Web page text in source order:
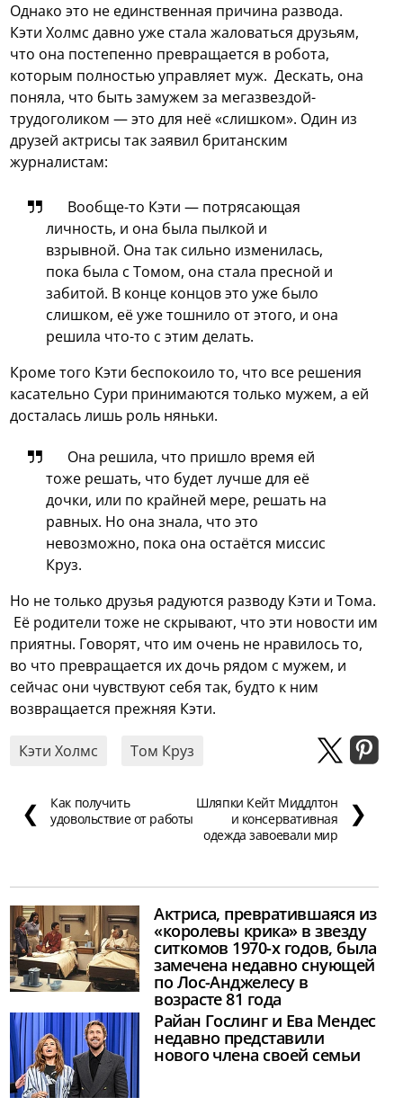
Однако это не единственная причина развода.
Кэти Холмс давно уже стала жаловаться друзьям,
что она постепенно превращается в робота,
которым полностью управляет муж. Дескать, она
поняла, что быть замужем за мегазвездой-
трудоголиком — это для неё «слишком». Один из
друзей актрисы так заявил британским
журналистам:
Вообще-то Кэти — потрясающая
личность, и она была пылкой и
взрывной. Она так сильно изменилась,
пока была с Томом, она стала пресной и
забитой. В конце концов это уже было
слишком, её уже тошнило от этого, и она
решила что-то с этим делать.
Кроме того Кэти беспокоило то, что все решения
касательно Сури принимаются только мужем, а ей
досталась лишь роль няньки.
Она решила, что пришло время ей
тоже решать, что будет лучше для её
дочки, или по крайней мере, решать на
равных. Но она знала, что это
невозможно, пока она остаётся миссис
Круз.
Но не только друзья радуются разводу Кэти и Тома.
Её родители тоже не скрывают, что эти новости им
приятны. Говорят, что им очень не нравилось то,
во что превращается их дочь рядом с мужем, и
сейчас они чувствуют себя так, будто к ним
возвращается прежняя Кэти.
Кэти Холмс Том Круз
❮
Как получить
удовольствие от работы
Шляпки Кейт Миддлтон
и консервативная
одежда завоевали мир
❯
Актриса, превратившаяся из
«королевы крика» в звезду
ситкомов 1970-х годов, была
замечена недавно снующей
по Лос-Анджелесу в
возрасте 81 года
Райан Гослинг и Ева Мендес
недавно представили
нового члена своей семьи